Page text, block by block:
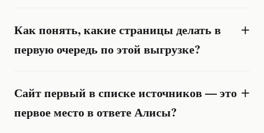
Как понять, какие страницы делать в
первую очередь по этой выгрузке?
Сайт первый в списке источников — это
первое место в ответе Алисы?